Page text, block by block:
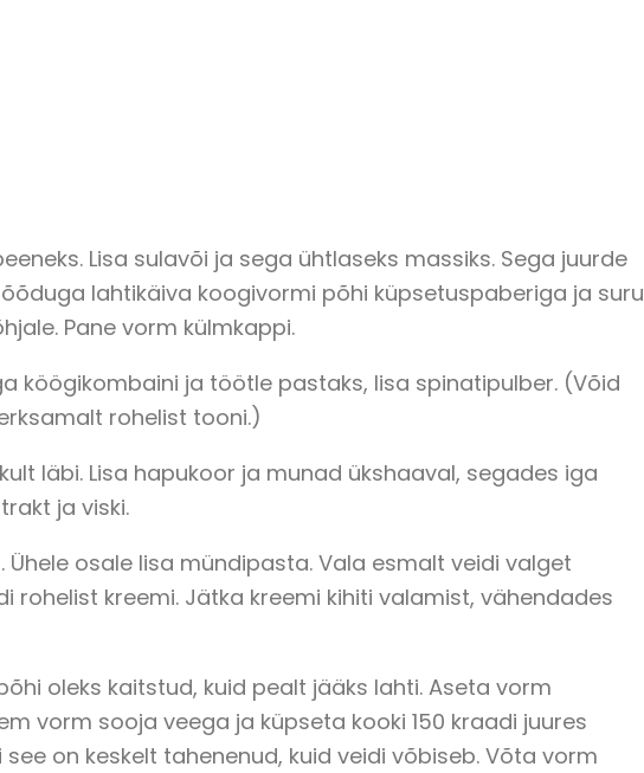
Lisa sulavõi ja sega ühtlaseks massiks. Sega juurde
lahtikäiva koogivormi põhi küpsetuspaberiga ja suru
Pane vorm külmkappi.
köögikombaini ja töötle pastaks, lisa spinatipulber. (Võid
rohelist tooni.)
läbi. Lisa hapukoor ja munad ükshaaval, segades iga
ja viski.
osale lisa mündipasta. Vala esmalt veidi valget
rohelist kreemi. Jätka kreemi kihiti valamist, vähendades
oleks kaitstud, kuid pealt jääks lahti. Aseta vorm
vorm sooja veega ja küpseta kooki 150 kraadi juures
see on keskelt tahenenud, kuid veidi võbiseb. Võta vorm